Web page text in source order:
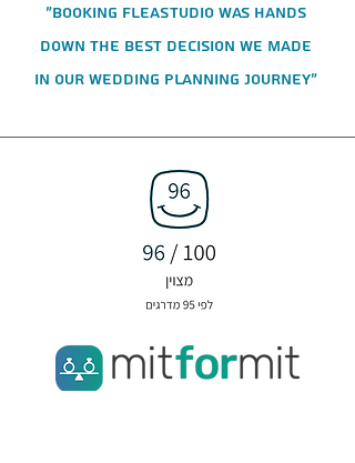
"Booking FleaStudio was hands
down the best decision we made
in our wedding planning journey"